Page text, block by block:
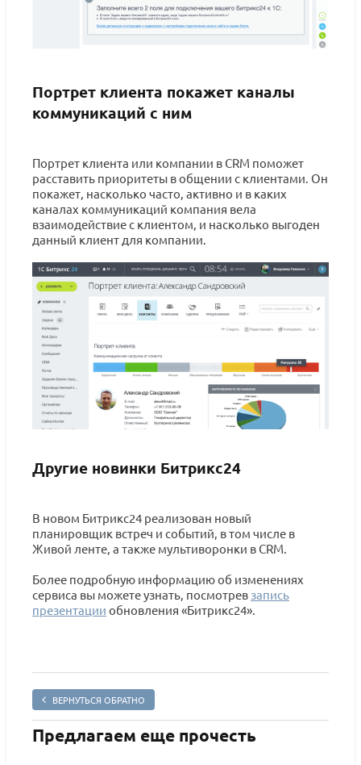
Портрет клиента покажет каналы
коммуникаций с ним
Портрет клиента или компании в CRM поможет
расставить приоритеты в общении с клиентами. Он
покажет, насколько часто, активно и в каких
каналах коммуникаций компания вела
взаимодействие с клиентом, и насколько выгоден
данный клиент для компании.
Другие новинки Битрикс24
В новом Битрикс24 реализован новый
планировщик встреч и событий, в том числе в
Живой ленте, а также мультиворонки в CRM.
Более подробную информацию об изменениях
сервиса вы можете узнать, посмотрев запись
презентации обновления «Битрикс24».
ВЕРНУТЬСЯ ОБРАТНО
Предлагаем еще прочесть